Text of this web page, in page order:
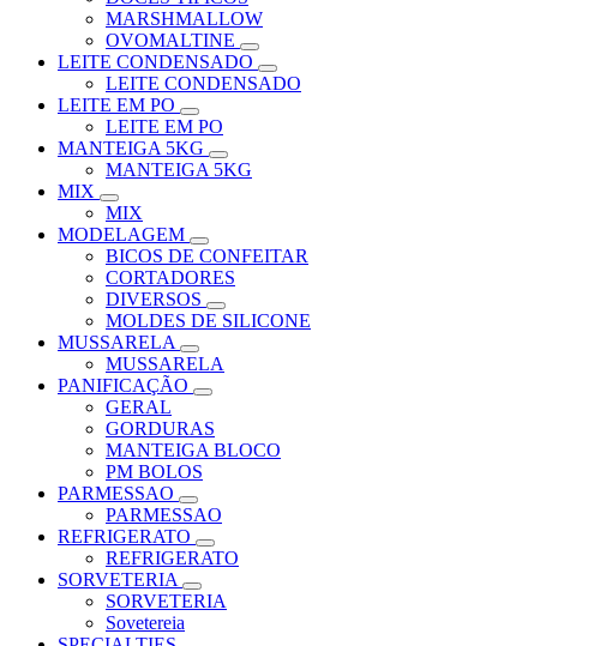
MARSHMALLOW
OVOMALTINE
LEITE CONDENSADO
LEITE CONDENSADO
LEITE EM PO
LEITE EM PO
MANTEIGA 5KG
MANTEIGA 5KG
MIX
MIX
MODELAGEM
BICOS DE CONFEITAR
CORTADORES
DIVERSOS
MOLDES DE SILICONE
MUSSARELA
MUSSARELA
PANIFICAÇÃO
GERAL
GORDURAS
MANTEIGA BLOCO
PM BOLOS
PARMESSAO
PARMESSAO
REFRIGERATO
REFRIGERATO
SORVETERIA
SORVETERIA
Sovetereia